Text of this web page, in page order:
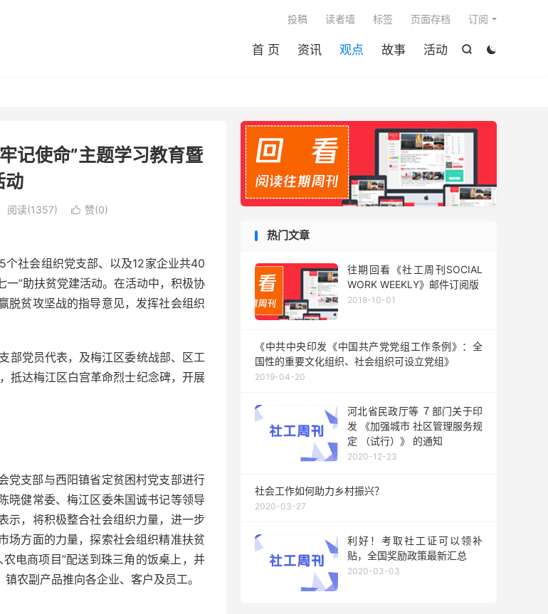


首 页 资讯 观点 故事 活动
投稿 读者墙 标签 页面存档 订阅
记使命”主题学习教育暨
动
阅读(1357)  赞(0)
社会组织党支部、以及12家企业共40
一”助扶贫党建活动。在活动中，积极协
脱贫攻坚战的指导意见，发挥社会组织
部党员代表，及梅江区委统战部、区工
抵达梅江区白宫革命烈士纪念碑，开展
党支部与西阳镇省定贫困村党支部进行
晓健常委、梅江区委朱国诚书记等领导
示，将积极整合社会组织力量，进一步
场方面的力量，探索社会组织精准扶贫
电商项目”配送到珠三角的饭桌上，并
农副产品推向各企业、客户及员工。
热门文章
往期回看《社工周刊SOCIAL
WORK WEEKLY》邮件订阅版
2018-10-01
《中共中央印发《中国共产党党组工作条例》：全
国性的重要文化组织、社会组织可设立党组》
2019-04-20
河北省民政厅等 ７部门关于印
发 《加强城市 社区管理服务规
定 （试行）》 的通知
2020-12-23
社会工作如何助力乡村振兴？
2020-03-27
利好！考取社工证可以领补
贴，全国奖励政策最新汇总
2020-03-03